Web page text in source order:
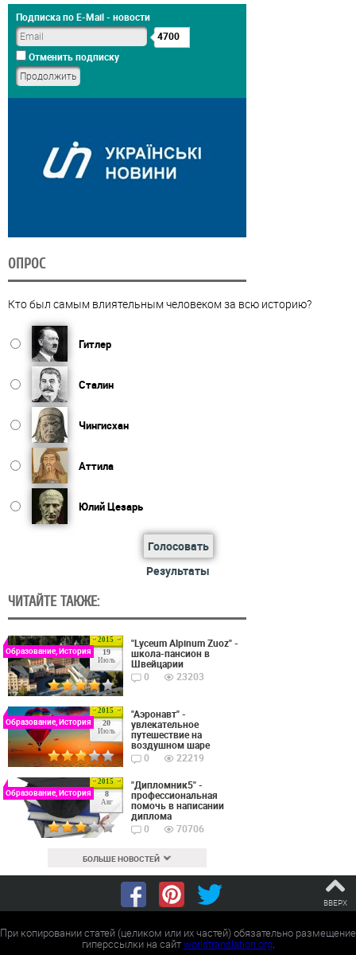
Подписка по E-Mail - новости
4700
Отменить подписку
ОПРОС
Кто был самым влиятельным человеком за всю историю?
Гитлер
Сталин
Чингисхан
Аттила
Юлий Цезарь
Голосовать
Результаты
ЧИТАЙТЕ ТАКЖЕ:
2015
19
Июль
Образование, История
"Lyceum Alpinum Zuoz" -
школа-пансион в
Швейцарии
0
23203
2015
20
Июль
Образование, История
"Аэронавт" -
увлекательное
путешествие на
воздушном шаре
0
22219
2015
8
Авг
Образование, История
"Дипломник5" -
профессиональная
помочь в написании
диплома
0
70706
БОЛЬШЕ НОВОСТЕЙ
ВВЕРХ
При копировании статей (целиком или их частей) обязательно размещение
гиперссылки на сайтworldtranslation.org.